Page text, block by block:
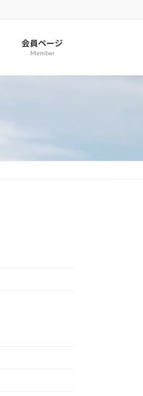
会員ページ
Member